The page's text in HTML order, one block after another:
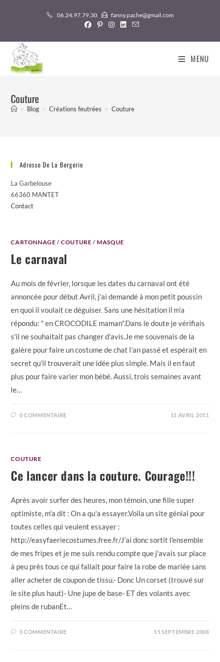
06.24.97.79.30 fanny.pache@gmail.com
MENU
Couture
> Blog > Créations feutrées > Couture
Adresse De La Bergerie
La Garbelouse
66360 MANTET
Contact
CARTONNAGE /COUTURE /MASQUE
Le carnaval
Au mois de février, lorsque les dates du carnaval ont été
annoncée pour début Avril, j'ai demandé à mon petit poussin
en quoi il voulait ce déguiser. Sans une hésitation il m'a
répondu: " en CROCODILE maman".Dans le doute je vérifiais
s'il ne souhaitait pas changer d'avis.Je me souvenais de la
galère pour faire un costume de chat l'an passé et espérait en
secret qu'il trouverait une idée plus simple. Mais il en faut
plus pour faire varier mon bébé. Aussi, trois semaines avant
le…
0 COMMENTAIRE 11 AVRIL 2011
COUTURE
Ce lancer dans la couture. Courage!!!
Après avoir surfer des heures, mon témoin, une fille super
optimiste, m'a dit : On a qu'a essayer.Voila un site génial pour
toutes celles qui veulent essayer :
http://easyfaeriecostumes.free.fr/J'ai donc sortit l'ensemble
de mes fripes et je me suis rendu compte que j'avais sur place
à peu près tous ce qui fallait pour faire la robe de mariée sans
aller acheter de coupon de tissu.- Donc Un corset (trouvé sur
le site plus haut)- Une jupe de base- ET des volants avec
pleins de rubanEt…
0 COMMENTAIRE 15 SEPTEMBRE 2008